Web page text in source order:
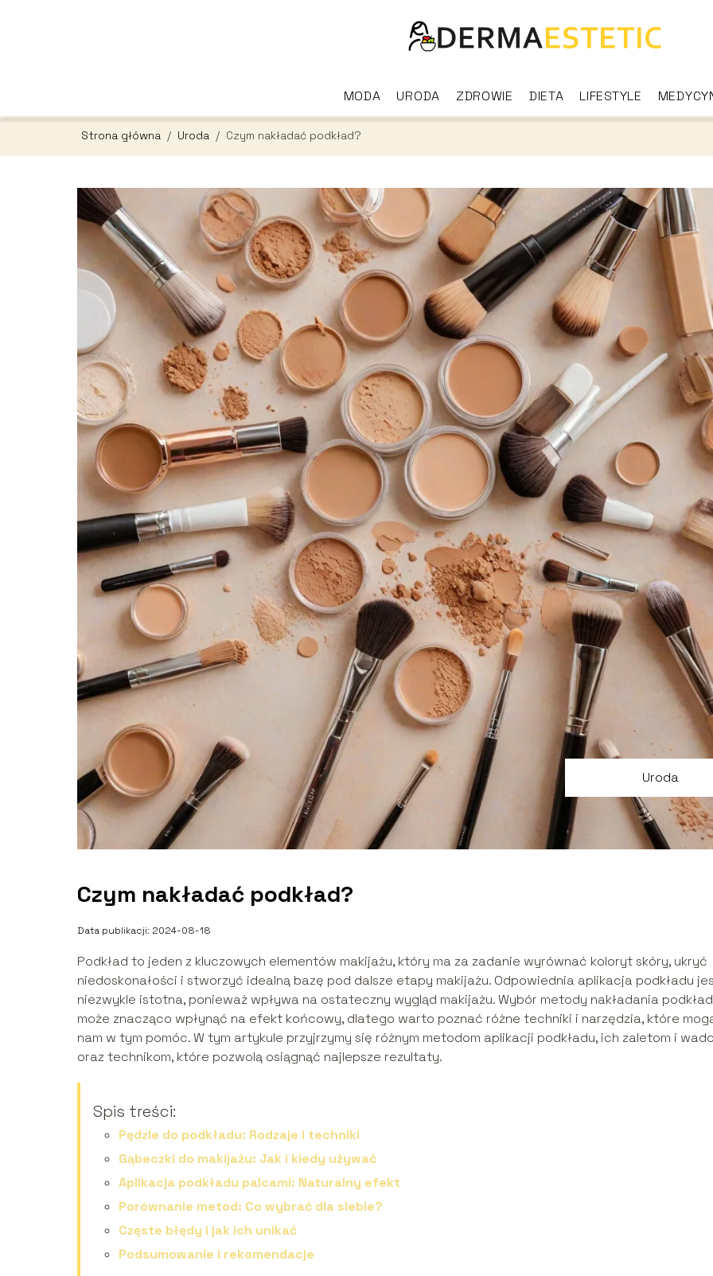
MODA URODA ZDROWIE DIETA LIFESTYLE
Strona główna / Uroda / Czym nakładać podkład?
Uroda
Czym nakładać podkład?
Data publikacji: 2024-08-18
Podkład to jeden z kluczowych elementów makijażu, który ma za zadanie wyrównać koloryt skóry, ukryć
niedoskonałości i stworzyć idealną bazę pod dalsze etapy makijażu. Odpowiednia aplikacja podkładu
niezwykle istotna, ponieważ wpływa na ostateczny wygląd makijażu. Wybór metody nakładania
może znacząco wpłynąć na efekt końcowy, dlatego warto poznać różne techniki i narzędzia, które
nam w tym pomóc. W tym artykule przyjrzymy się różnym metodom aplikacji podkładu, ich zaletom i
oraz technikom, które pozwolą osiągnąć najlepsze rezultaty.
Spis treści:
Pędzle do podkładu: Rodzaje i techniki
Gąbeczki do makijażu: Jak i kiedy używać
Aplikacja podkładu palcami: Naturalny efekt
Porównanie metod: Co wybrać dla siebie?
Częste błędy i jak ich unikać
Podsumowanie i rekomendacje